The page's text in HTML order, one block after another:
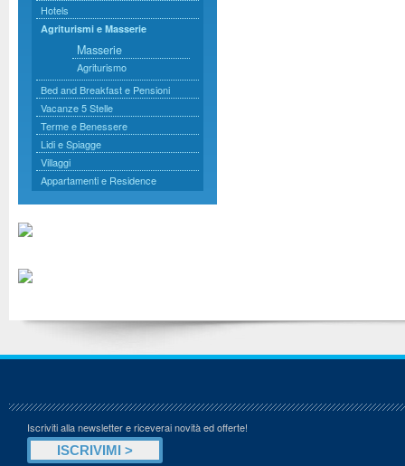
Hotels
Agriturismi e Masserie
Masserie
Agriturismo
Bed and Breakfast e Pensioni
Vacanze 5 Stelle
Terme e Benessere
Lidi e Spiagge
Villaggi
Appartamenti e Residence
Iscriviti alla newsletter e riceverai novità ed offerte!